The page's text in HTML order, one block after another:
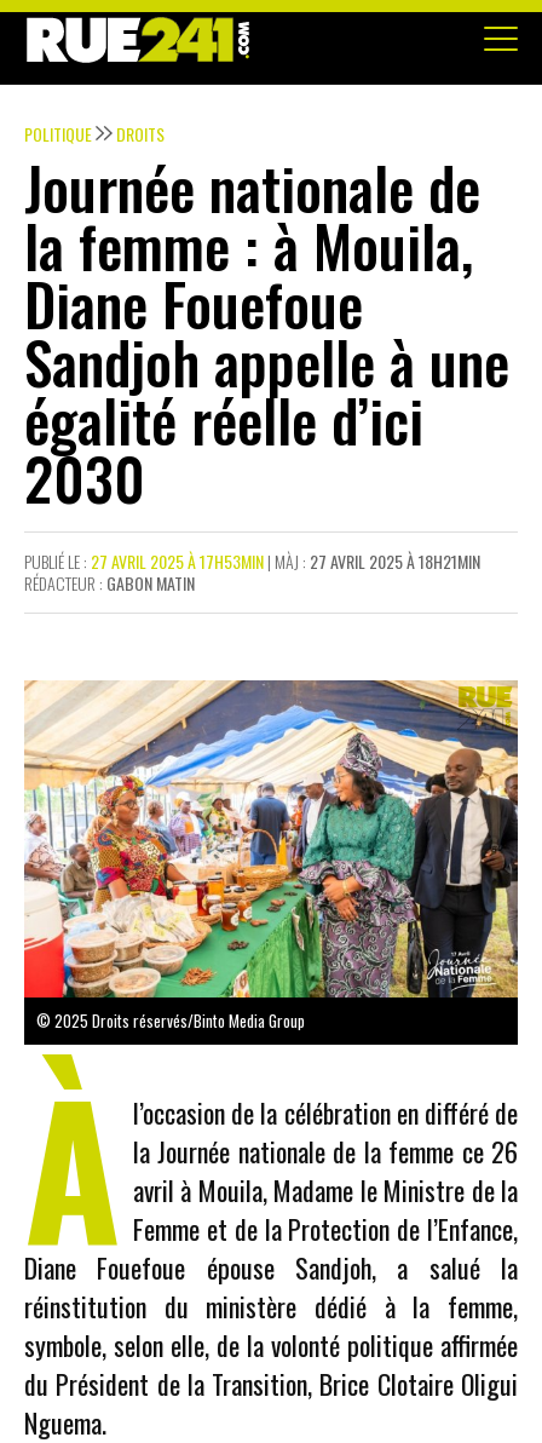
POLITIQUE DROITS
Journée nationale de
la femme : à Mouila,
Diane Fouefoue
Sandjoh appelle à une
égalité réelle d’ici
2030
PUBLIÉ LE : 27 AVRIL 2025 À 17H53MIN| MÀJ : 27 AVRIL 2025 À 18H21MIN
RÉDACTEUR : GABON MATIN
© 2025 Droits réservés/Binto Media Group
À l’occasion de la célébration en différé de
la Journée nationale de la femme ce 26
avril à Mouila, Madame le Ministre de la
Femme et de la Protection de l’Enfance,
Diane Fouefoue épouse Sandjoh, a salué la
réinstitution du ministère dédié à la femme,
symbole, selon elle, de la volonté politique affirmée
du Président de la Transition, Brice Clotaire Oligui
Nguema.